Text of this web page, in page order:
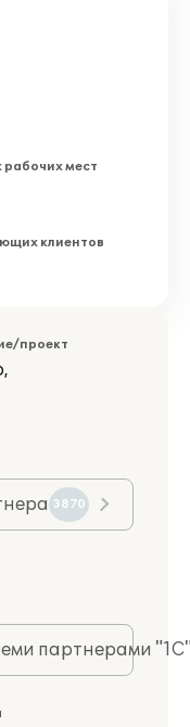
мест
клиентов
проект
3870
партнерами